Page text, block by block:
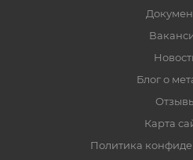
Блог о
Карта
Политика